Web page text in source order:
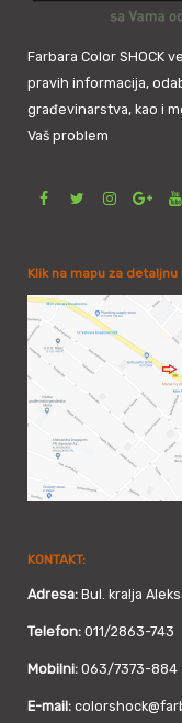
Farbara Color SHOCK
pravih informacija,
građevinarstva, kao i
Vaš problem
Klik na mapu za detaljnu
KONTAKT:
Adresa: Bul. kralja
Telefon: 011/2863-743
Mobilni: 063/7373-884
E-mail: